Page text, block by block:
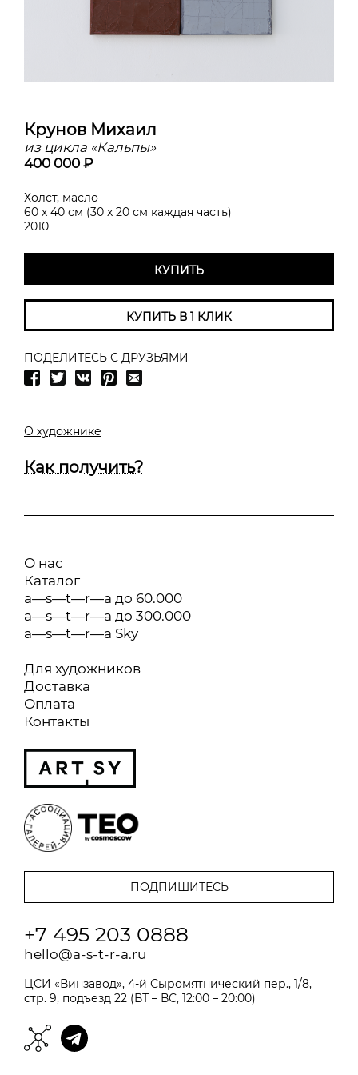
Крунов Михаил
из цикла «Кальпы»
400 000 ₽
Холст, масло
60 х 40 см (30 х 20 см каждая часть)
2010
КУПИТЬ
КУПИТЬ В 1 КЛИК
ПОДЕЛИТЕСЬ С ДРУЗЬЯМИ
О художнике
Как получить?
О нас
Каталог
a—s—t—r—a до 60.000
a—s—t—r—a до 300.000
a—s—t—r—a Sky
Для художников
Доставка
Оплата
Контакты
+7 495 203 0888
hello@a-s-t-r-a.ru
ЦСИ «Винзавод», 4-й Сыромятнический пер., 1/8,
стр. 9, подъезд 22 (ВТ – ВС, 12:00 – 20:00)